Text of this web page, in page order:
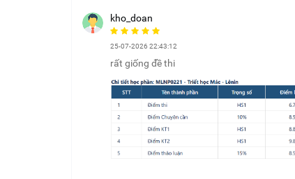
kho_doan
25-07-2026 22:43:12
rất giống đề thi